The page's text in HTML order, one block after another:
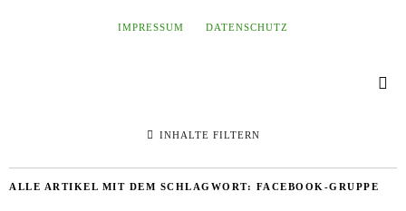
IMPRESSUM DATENSCHUTZ
INHALTE FILTERN
ALLE ARTIKEL MIT DEM SCHLAGWORT: FACEBOOK-GRUPPE